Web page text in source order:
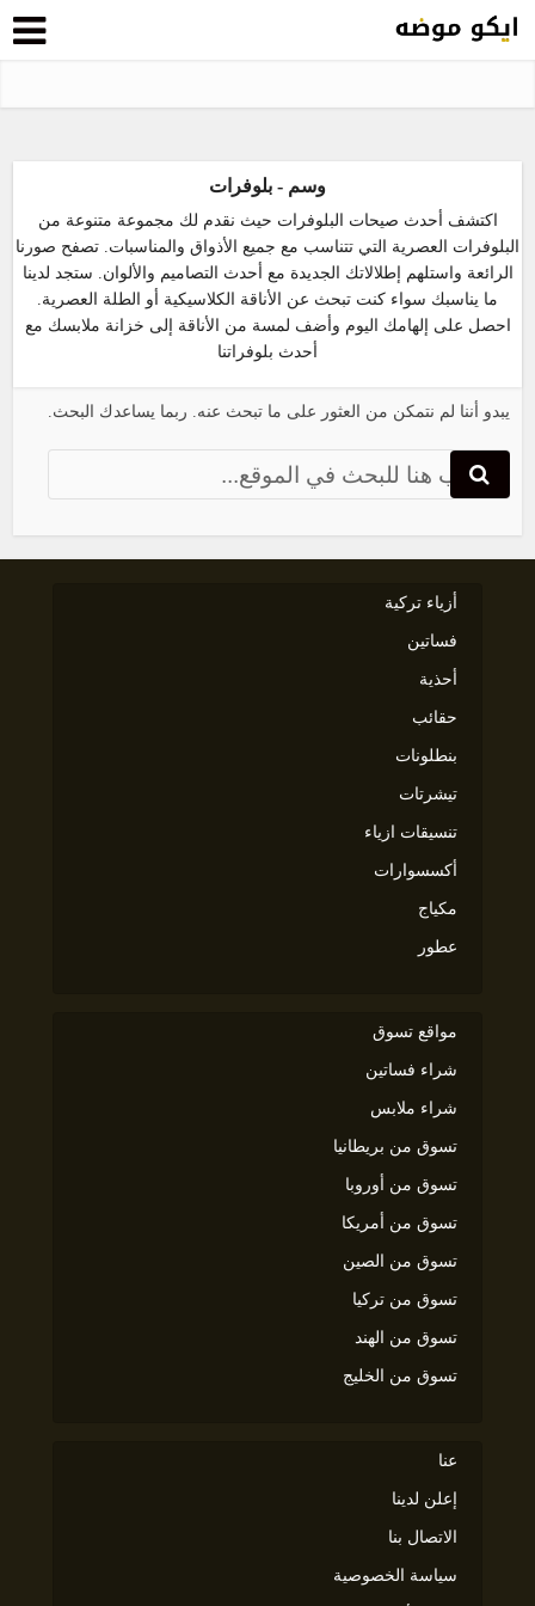
وسم - بلوفرات
اكتشف أحدث صيحات البلوفرات حيث نقدم لك مجموعة متنوعة من
البلوفرات العصرية التي تتناسب مع جميع الأذواق والمناسبات. تصفح صورنا
الرائعة واستلهم إطلالاتك الجديدة مع أحدث التصاميم والألوان. ستجد لدينا
ما يناسبك سواء كنت تبحث عن الأناقة الكلاسيكية أو الطلة العصرية.
احصل على إلهامك اليوم وأضف لمسة من الأناقة إلى خزانة ملابسك مع
أحدث بلوفراتنا
يبدو أننا لم نتمكن من العثور على ما تبحث عنه. ربما يساعدك البحث.
أزياء تركية
فساتين
أحذية
حقائب
بنطلونات
تيشرتات
تنسيقات ازياء
أكسسوارات
مكياج
عطور
مواقع تسوق
شراء فساتين
شراء ملابس
تسوق من بريطانيا
تسوق من أوروبا
تسوق من أمريكا
تسوق من الصين
تسوق من تركيا
تسوق من الهند
تسوق من الخليج
عنا
إعلن لدينا
الاتصال بنا
سياسة الخصوصية